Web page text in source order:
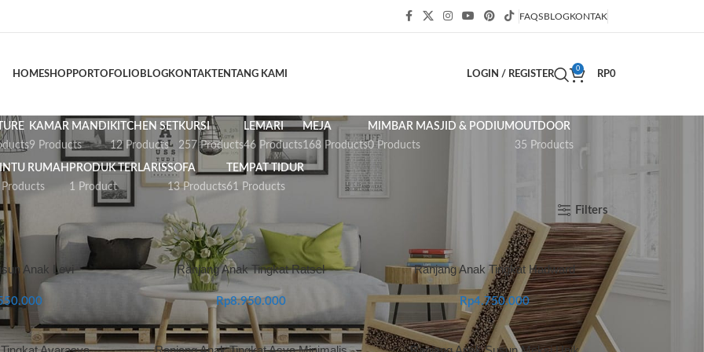
FAQSBLOGKONTAK
HOMESHOPPORTOFOLIO BLOGKONTAKTENTANG KAMI LOGIN / REGISTER
0
RP0
KAMAR MANDI
9 Products
KITCHEN SET
12 Products
KURSI
257 Products
LEMARI
46 Products
MEJA
168 Products
MIMBAR MASJID & PODIUM
0 Products
OUTDOOR
35 Products
RUMAH PRODUK TERLARIS
1 Product
SOFA
13 Products
TEMPAT TIDUR
61 Products
tag “mebel jati blora” Filters
Anak Levi Ranjang Anak Tingkat Ratsel
Rp8.950.000
Ranjang Anak Tingkat Hadward
Rp4.750.000